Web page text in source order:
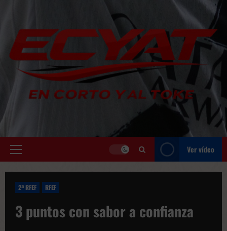
contenido
Menú
Ver vídeo
2ª RFEF RFEF
3 puntos con sabor a confianza